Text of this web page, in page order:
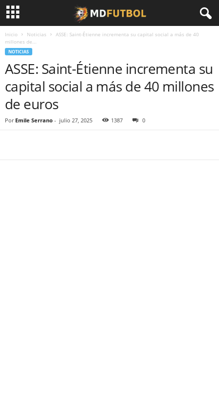
Inicio Noticias
ASSE: Saint-Étienne incrementa su capital social a más de 40
millones de...
NOTICIAS
ASSE: Saint-Étienne incrementa su
capital social a más de 40 millones
de euros
Por Emile Serrano - julio 27, 2025 1387 0